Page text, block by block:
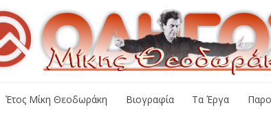
Έτος Μίκη Θεοδωράκη Βιογραφία Τα Έργα